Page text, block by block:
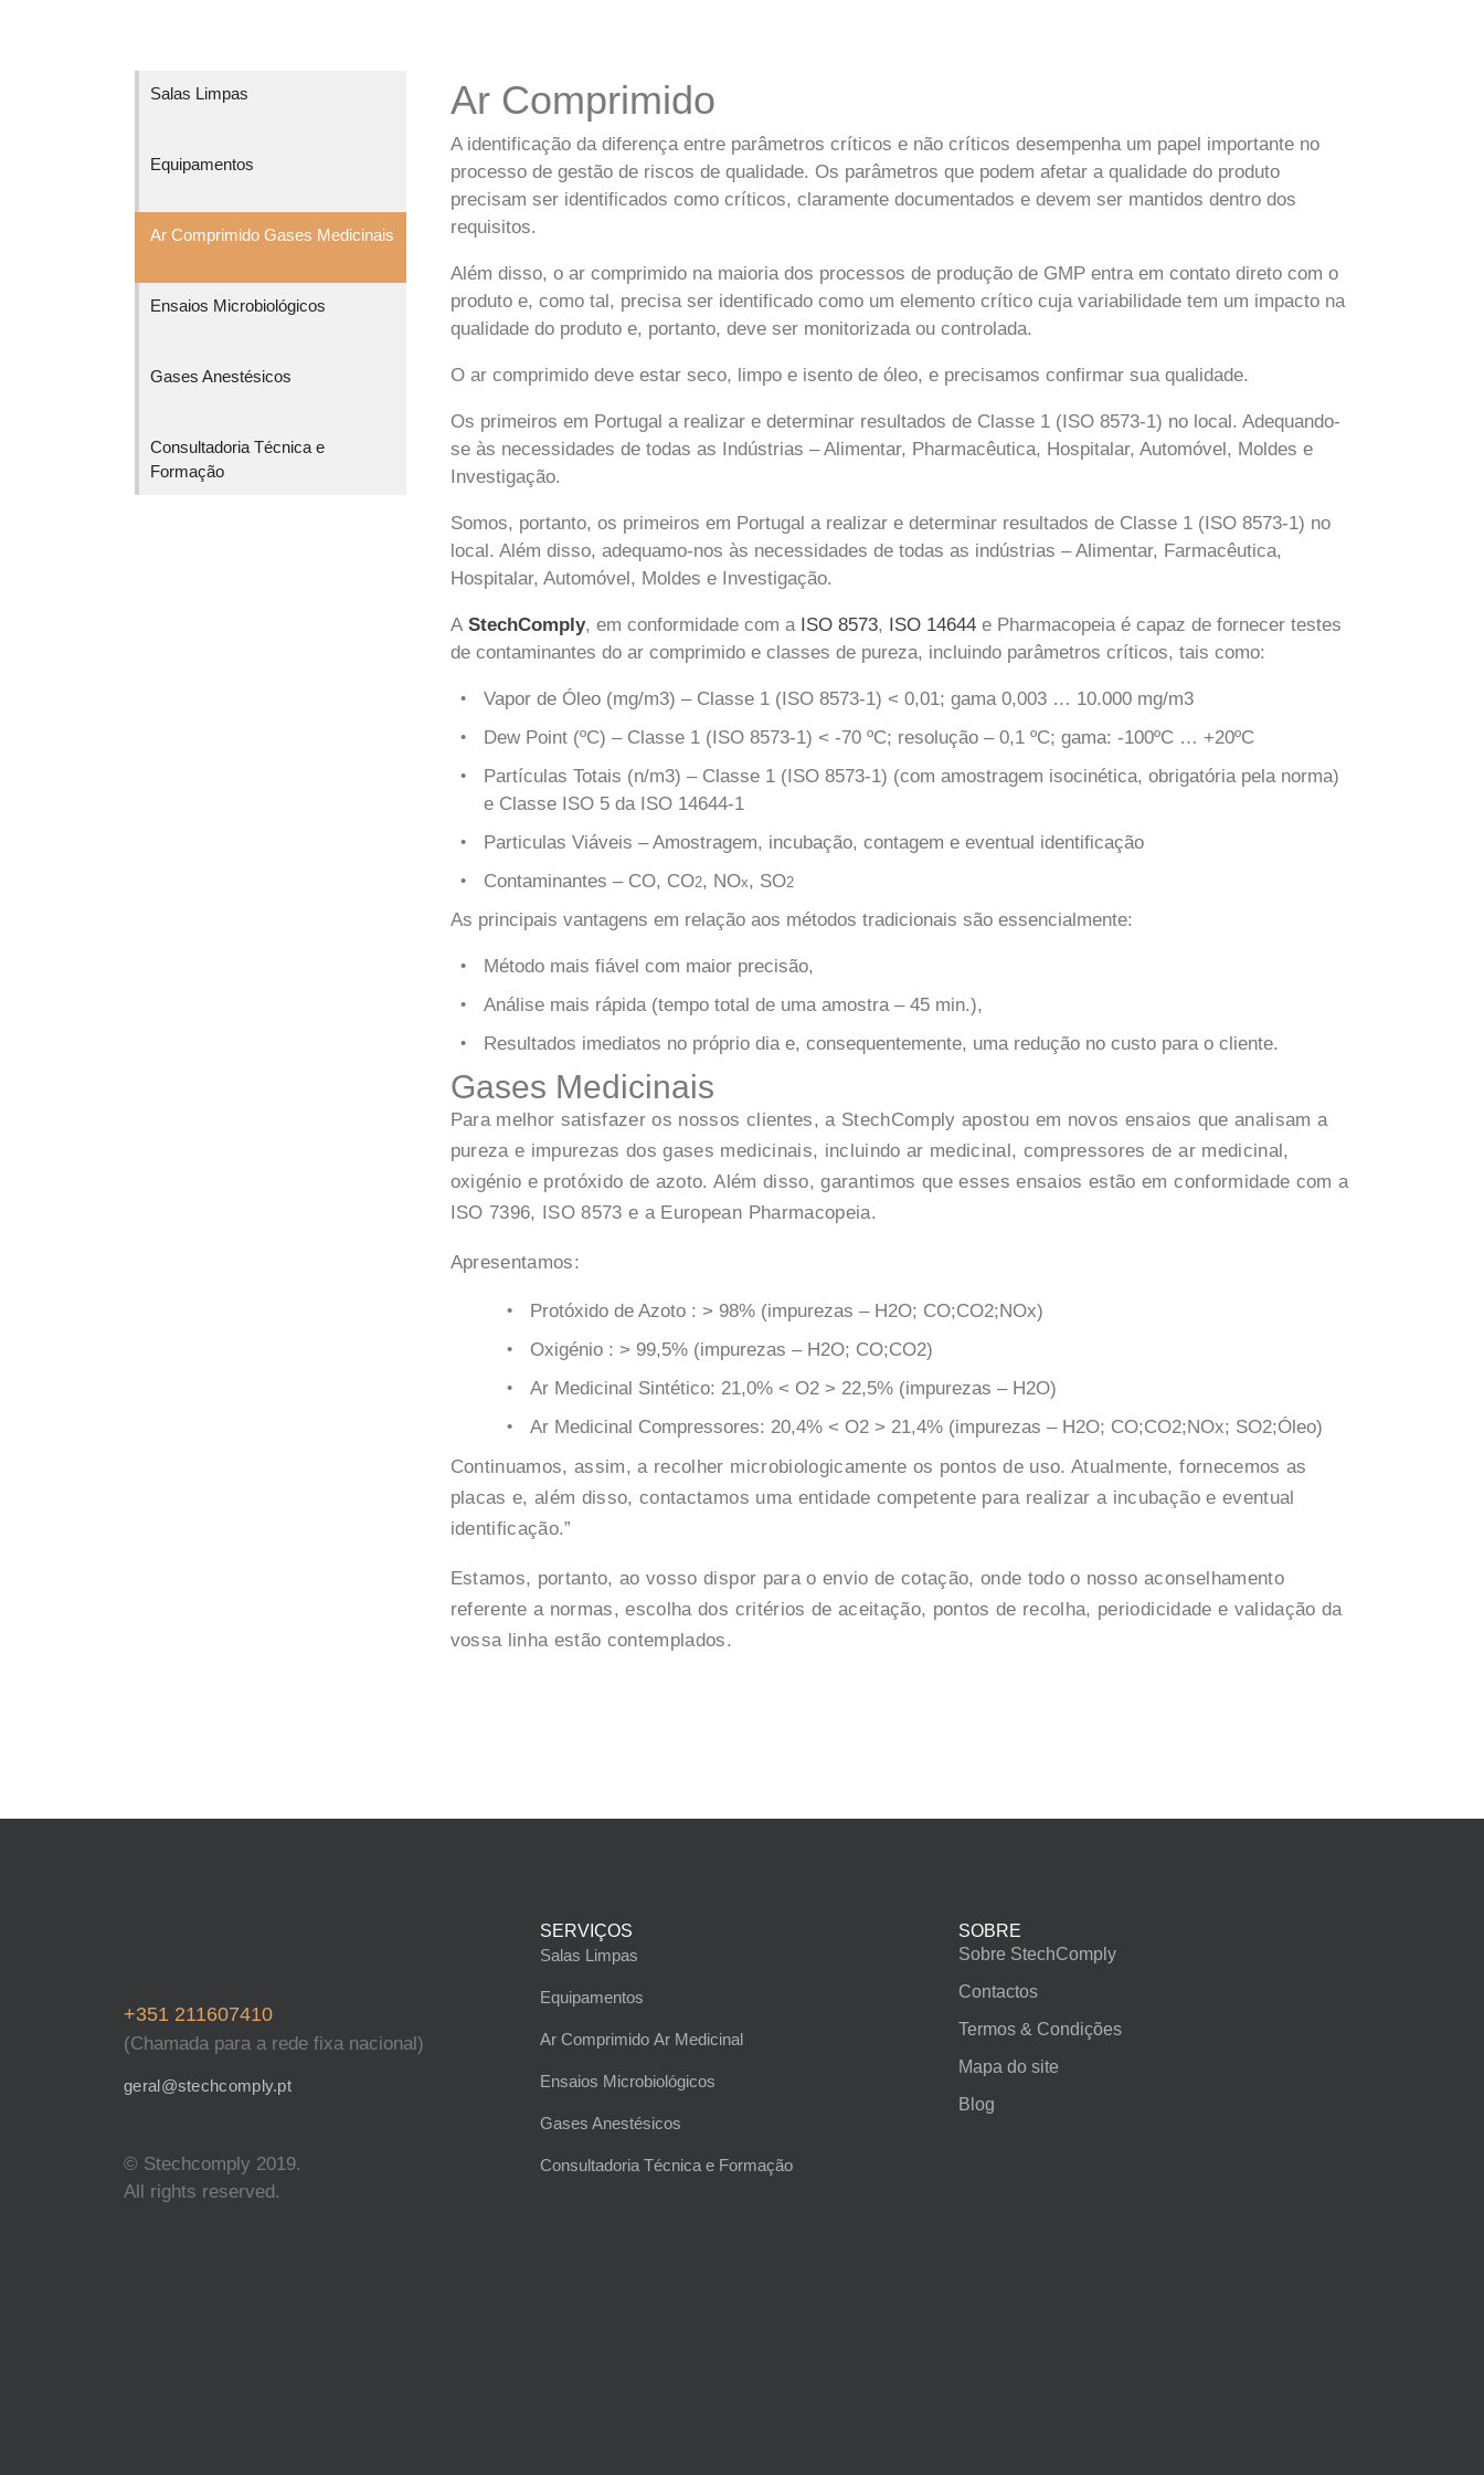
Ar Comprimido
A identificação da diferença entre parâmetros críticos e não críticos desempenha um papel importante no
processo de gestão de riscos de qualidade. Os parâmetros que podem afetar a qualidade do produto
precisam ser identificados como críticos, claramente documentados e devem ser mantidos dentro dos
requisitos.
Além disso, o ar comprimido na maioria dos processos de produção de GMP entra em contato direto com o
produto e, como tal, precisa ser identificado como um elemento crítico cuja variabilidade tem um impacto na
qualidade do produto e, portanto, deve ser monitorizada ou controlada.
O ar comprimido deve estar seco, limpo e isento de óleo, e precisamos confirmar sua qualidade.
Os primeiros em Portugal a realizar e determinar resultados de Classe 1 (ISO 8573-1) no local. Adequando-
se às necessidades de todas as Indústrias – Alimentar, Pharmacêutica, Hospitalar, Automóvel, Moldes e
Investigação.
Somos, portanto, os primeiros em Portugal a realizar e determinar resultados de Classe 1 (ISO 8573-1) no
local. Além disso, adequamo-nos às necessidades de todas as indústrias – Alimentar, Farmacêutica,
Hospitalar, Automóvel, Moldes e Investigação.
A StechComply, em conformidade com a ISO 8573, ISO 14644 e Pharmacopeia é capaz de fornecer testes
de contaminantes do ar comprimido e classes de pureza, incluindo parâmetros críticos, tais como:
Vapor de Óleo (mg/m3) – Classe 1 (ISO 8573-1) < 0,01; gama 0,003 … 10.000 mg/m3
Dew Point (ºC) – Classe 1 (ISO 8573-1) < -70 ºC; resolução – 0,1 ºC; gama: -100ºC … +20ºC
Partículas Totais (n/m3) – Classe 1 (ISO 8573-1) (com amostragem isocinética, obrigatória pela norma)
e Classe ISO 5 da ISO 14644-1
Particulas Viáveis – Amostragem, incubação, contagem e eventual identificação
Contaminantes – CO, CO2, NOx, SO2
As principais vantagens em relação aos métodos tradicionais são essencialmente:
Método mais fiável com maior precisão,
Análise mais rápida (tempo total de uma amostra – 45 min.),
Resultados imediatos no próprio dia e, consequentemente, uma redução no custo para o cliente.
Gases Medicinais
Para melhor satisfazer os nossos clientes, a StechComply apostou em novos ensaios que analisam a
pureza e impurezas dos gases medicinais, incluindo ar medicinal, compressores de ar medicinal,
oxigénio e protóxido de azoto. Além disso, garantimos que esses ensaios estão em conformidade com a
ISO 7396, ISO 8573 e a European Pharmacopeia.
Apresentamos:
Protóxido de Azoto : > 98% (impurezas – H2O; CO;CO2;NOx)
Oxigénio : > 99,5% (impurezas – H2O; CO;CO2)
Ar Medicinal Sintético: 21,0% < O2 > 22,5% (impurezas – H2O)
Ar Medicinal Compressores: 20,4% < O2 > 21,4% (impurezas – H2O; CO;CO2;NOx; SO2;Óleo)
Continuamos, assim, a recolher microbiologicamente os pontos de uso. Atualmente, fornecemos as
placas e, além disso, contactamos uma entidade competente para realizar a incubação e eventual
identificação.”
Estamos, portanto, ao vosso dispor para o envio de cotação, onde todo o nosso aconselhamento
referente a normas, escolha dos critérios de aceitação, pontos de recolha, periodicidade e validação da
vossa linha estão contemplados.
Salas Limpas
Equipamentos
Ar Comprimido Gases Medicinais
Ensaios Microbiológicos
Gases Anestésicos
Consultadoria Técnica e
Formação
© Stechcomply 2019.
All rights reserved.
geral@stechcomply.pt
+351 211607410
(Chamada para a rede fixa nacional)
SERVIÇOS
Salas Limpas
Equipamentos
Ar Comprimido Ar Medicinal
Ensaios Microbiológicos
Gases Anestésicos
Consultadoria Técnica e Formação
SOBRE
Sobre StechComply
Contactos
Termos & Condições
Mapa do site
Blog